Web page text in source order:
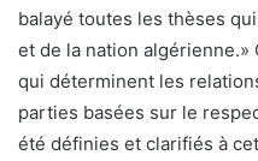
balayé toutes les thèses
et de la nation algérienne.»
qui déterminent les
parties basées sur le
été définies et clarifiés à